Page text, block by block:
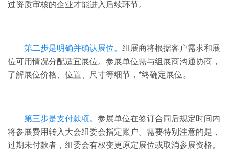
过资质审核的企业才能进入后续环节。
第二步是明确并确认展位。 组展商将根据客户需求和展
位可用情况分配适宜展位。参展单位需与组展商沟通协商，
了解展位价格、位置、尺寸等细节，*终确定展位。
第三步是支付款项。 参展单位在签订合同后规定时间内
将参展费用转入大会组委会指定账户。需要特别注意的是，
过期未付款者，组委会有权变更原定展位或取消参展资格。